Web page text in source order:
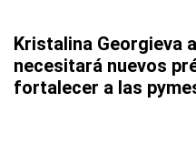
Kristalina Georgieva
necesitará nuevos
fortalecer a las